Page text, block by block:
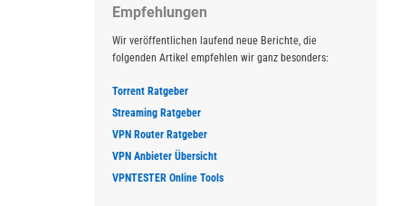
Empfehlungen
Wir veröffentlichen laufend neue Berichte, die
folgenden Artikel empfehlen wir ganz besonders:
Torrent Ratgeber
Streaming Ratgeber
VPN Router Ratgeber
VPN Anbieter Übersicht
VPNTESTER Online Tools